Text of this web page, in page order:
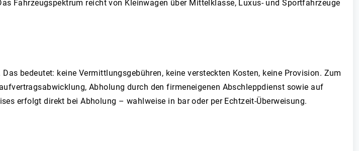
Fahrzeugspektrum reicht von Kleinwagen über Mittelklasse, Luxus- und Sportfahrzeuge
bedeutet: keine Vermittlungsgebühren, keine versteckten Kosten, keine Provision. Zum
Abholung durch den firmeneigenen Abschleppdienst sowie auf
erfolgt direkt bei Abholung – wahlweise in bar oder per Echtzeit-Überweisung.